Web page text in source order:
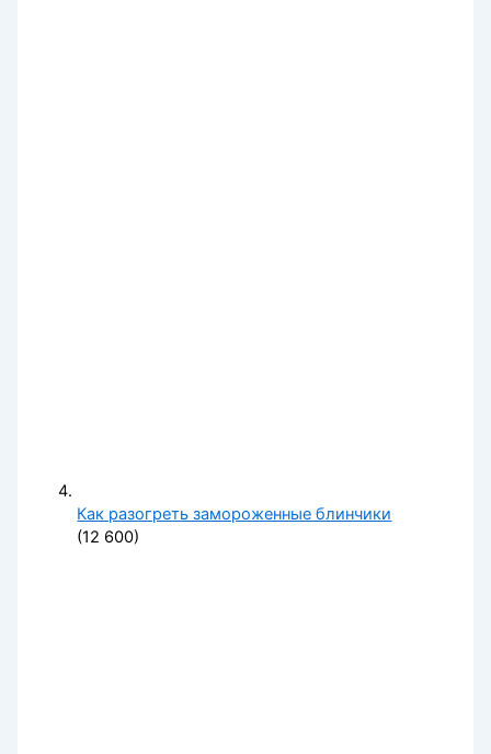
Как разогреть замороженные блинчики
(12 600)